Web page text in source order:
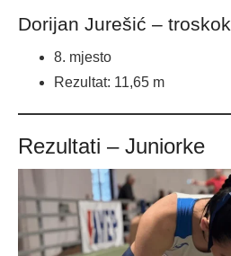
Dorijan Jurešić – troskok
8. mjesto
Rezultat: 11,65 m
Rezultati – Juniorke